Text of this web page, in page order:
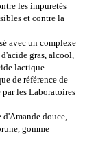
les impuretés
et contre la
avec un complexe
gras, alcool,
lactique.
de référence de
les Laboratoires
d'Amande douce,
gomme